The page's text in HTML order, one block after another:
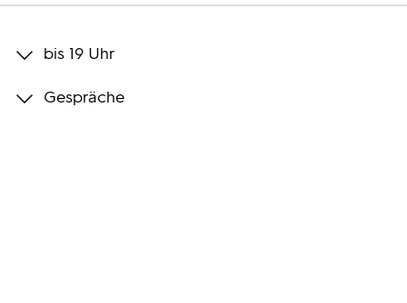
Bilder
bis 19 Uhr
Gespräche